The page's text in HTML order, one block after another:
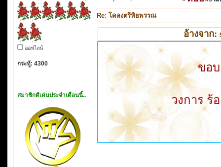
ออฟไลน์
กระทู้: 4300
สมาชิกดีเด่นประจำเดือนนี้..
Re: โคลงตรีพิธพรรณ
อ้างจาก:
ขอ
วงการ ร้